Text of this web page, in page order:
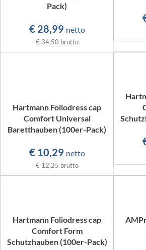
Pack)
€28,99 netto
€ 34,50 brutto
Hartmann Foliodress cap
Comfort Universal
Baretthauben (100er-Pack)
€10,29 netto
€ 12,25 brutto
Hartmann Foliodress cap
Comfort Form
Schutzhauben (100er-Pack)